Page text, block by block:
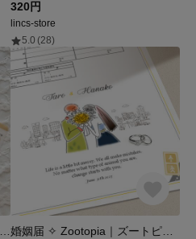
320円
lincs-store
5.0 (28)